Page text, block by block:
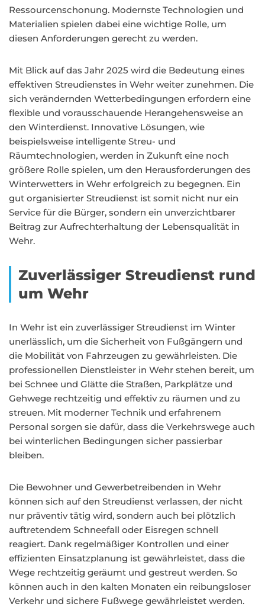
Ressourcenschonung. Modernste Technologien und
Materialien spielen dabei eine wichtige Rolle, um
diesen Anforderungen gerecht zu werden.
Mit Blick auf das Jahr 2025 wird die Bedeutung eines
effektiven Streudienstes in Wehr weiter zunehmen. Die
sich verändernden Wetterbedingungen erfordern eine
flexible und vorausschauende Herangehensweise an
den Winterdienst. Innovative Lösungen, wie
beispielsweise intelligente Streu- und
Räumtechnologien, werden in Zukunft eine noch
größere Rolle spielen, um den Herausforderungen des
Winterwetters in Wehr erfolgreich zu begegnen. Ein
gut organisierter Streudienst ist somit nicht nur ein
Service für die Bürger, sondern ein unverzichtbarer
Beitrag zur Aufrechterhaltung der Lebensqualität in
Wehr.
Zuverlässiger Streudienst rund
um Wehr
In Wehr ist ein zuverlässiger Streudienst im Winter
unerlässlich, um die Sicherheit von Fußgängern und
die Mobilität von Fahrzeugen zu gewährleisten. Die
professionellen Dienstleister in Wehr stehen bereit, um
bei Schnee und Glätte die Straßen, Parkplätze und
Gehwege rechtzeitig und effektiv zu räumen und zu
streuen. Mit moderner Technik und erfahrenem
Personal sorgen sie dafür, dass die Verkehrswege auch
bei winterlichen Bedingungen sicher passierbar
bleiben.
Die Bewohner und Gewerbetreibenden in Wehr
können sich auf den Streudienst verlassen, der nicht
nur präventiv tätig wird, sondern auch bei plötzlich
auftretendem Schneefall oder Eisregen schnell
reagiert. Dank regelmäßiger Kontrollen und einer
effizienten Einsatzplanung ist gewährleistet, dass die
Wege rechtzeitig geräumt und gestreut werden. So
können auch in den kalten Monaten ein reibungsloser
Verkehr und sichere Fußwege gewährleistet werden.